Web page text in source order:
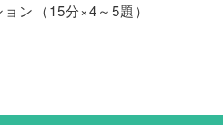
ン （15分×4～5題）